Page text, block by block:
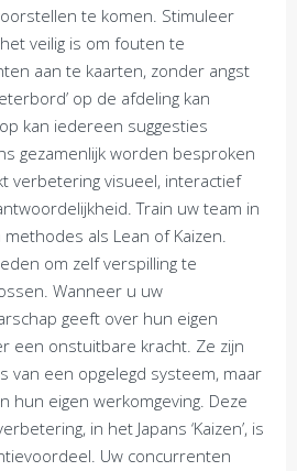
te komen. Stimuleer
veilig is om fouten te
aan te kaarten, zonder angst
op de afdeling kan
kan iedereen suggesties
gezamenlijk worden besproken
verbetering visueel, interactief
Train uw team in
als Lean of Kaizen.
om zelf verspilling te
Wanneer u uw
geeft over hun eigen
een onstuitbare kracht. Ze zijn
van een opgelegd systeem, maar
hun eigen werkomgeving. Deze
in het Japans ‘Kaizen’, is
Uw concurrenten